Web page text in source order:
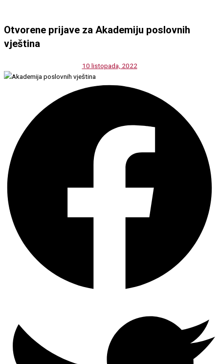
Otvorene prijave za Akademiju poslovnih
vještina
10 listopada, 2022